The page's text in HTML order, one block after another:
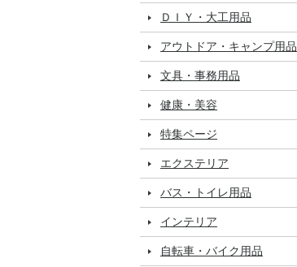
ＤＩＹ・大工用品
アウトドア・キャンプ用品
文具・事務用品
健康・美容
特集ページ
エクステリア
バス・トイレ用品
インテリア
自転車・バイク用品